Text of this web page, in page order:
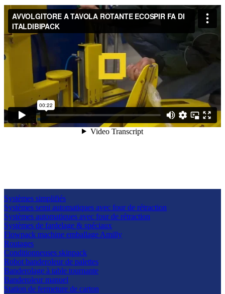
Systèmes simplifiés
Systèmes semi automatiques avec four de rétraction
Systèmes automatiques avec four de rétraction
Systèmes de fardelage & spéciaux
Flowpack machine emballage Amilly
Routages
Conditionneuses skinpack
Robot banderoleur de palettes
Banderolage à table tournante
Banderoleur manuel
Station de fermeture de carton